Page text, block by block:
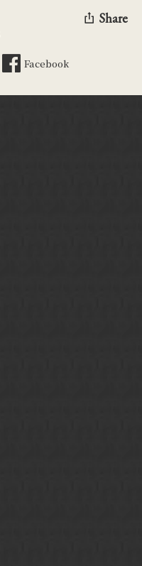
Facebook
Share